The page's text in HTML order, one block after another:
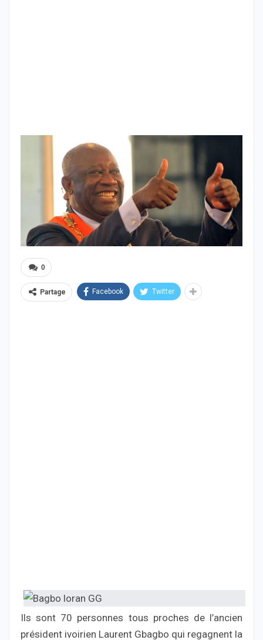
0
Partage Facebook Twitter
Ils sont 70 personnes tous proches de l’ancien
président ivoirien Laurent Gbagbo qui regagnent la